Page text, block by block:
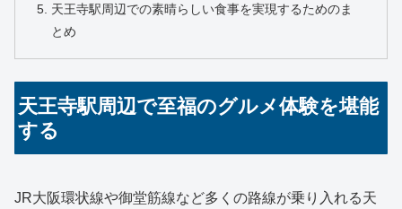
天王寺駅周辺での素晴らしい食事を実現するためのま
とめ
天王寺駅周辺で至福のグルメ体験を堪能
する
JR大阪環状線や御堂筋線など多くの路線が乗り入れる天